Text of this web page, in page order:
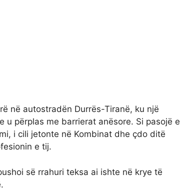
në autostradën Durrës-Tiranë, ku një
u përplas me barrierat anësore. Si pasojë e
i cili jetonte në Kombinat dhe çdo ditë
e tij.
së rrahuri teksa ai ishte në krye të